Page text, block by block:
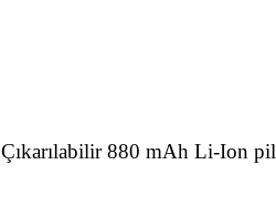
Çıkarılabilir 880 mAh Li-Ion pil